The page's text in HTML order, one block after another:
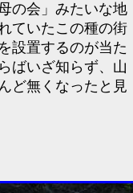
の会」みたいな地
ていたこの種の街
設置するのが当た
ばいざ知らず、山
ど無くなったと見